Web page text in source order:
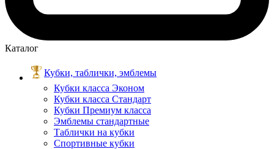
Каталог
Кубки, таблички, эмблемы
Кубки класса Эконом
Кубки класса Стандарт
Кубки Премиум класса
Эмблемы стандартные
Таблички на кубки
Спортивные кубки